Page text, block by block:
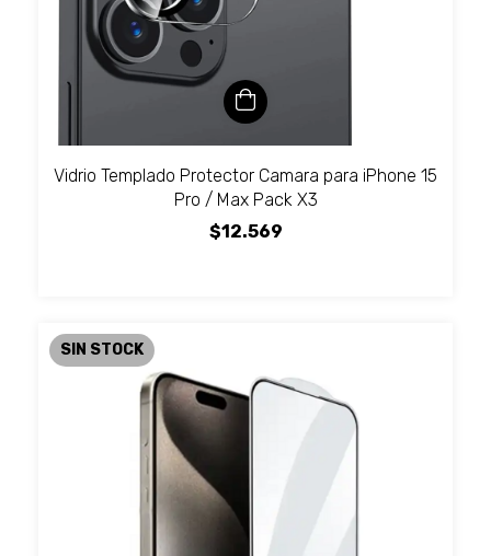
Vidrio Templado Protector Camara para iPhone 15
Pro / Max Pack X3
$12.569
SIN STOCK